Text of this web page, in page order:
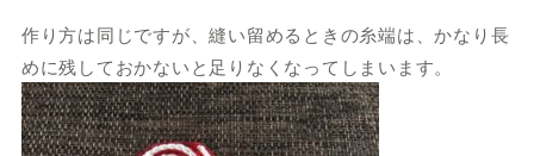
作り方は同じですが、縫い留めるときの糸端は、かなり長
めに残しておかないと足りなくなってしまいます。